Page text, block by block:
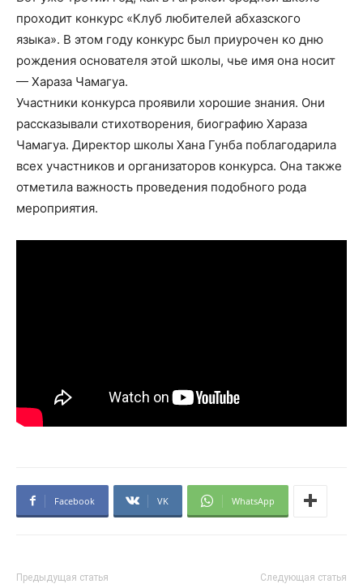
проходит конкурс «Клуб любителей абхазского
языка». В этом году конкурс был приурочен ко дню
рождения основателя этой школы, чье имя она носит
— Хараза Чамагуа.
Участники конкурса проявили хорошие знания. Они
рассказывали стихотворения, биографию Хараза
Чамагуа. Директор школы Хана Гунба поблагодарила
всех участников и организаторов конкурса. Она также
отметила важность проведения подобного рода
мероприятия.
Facebook VK WhatsApp
Предыдущая статья Следующая статья